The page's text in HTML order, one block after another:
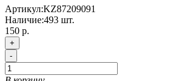
Артикул:KZ87209091
Наличие:493 шт.
150 р.
+
-